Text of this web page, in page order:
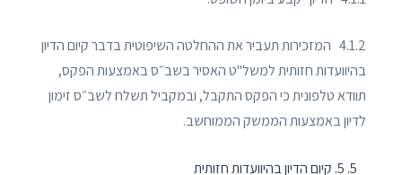
4.1.2 המזכירות תעביר את ההחלטה השיפוטית בדבר קיום הדיון
בהיוועדות חזותית למשל"ט האסיר בשב״ס באמצעות הפקס,
תוודא טלפונית כי הפקס התקבל, ובמקביל תשלח לשב״ס זימון
לדיון באמצעות הממשק הממוחשב.
5. קיום הדיון בהיוועדות חזותית